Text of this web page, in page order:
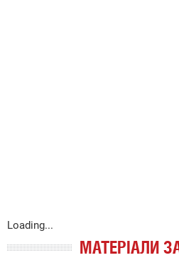
Loading...
МАТЕРІАЛИ